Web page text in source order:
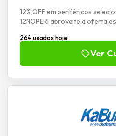
12% OFF em periféricos
12NOPERI aproveite a oferta
264 usados hoje
Ver